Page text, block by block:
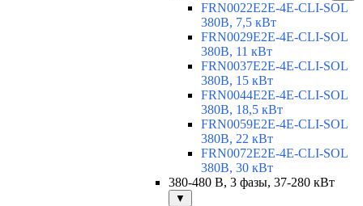
FRN0022E2E-4E-CLI-SOL
380В, 7,5 кВт
FRN0029E2E-4E-CLI-SOL
380В, 11 кВт
FRN0037E2E-4E-CLI-SOL
380В, 15 кВт
FRN0044E2E-4E-CLI-SOL
380В, 18,5 кВт
FRN0059E2E-4E-CLI-SOL
380В, 22 кВт
FRN0072E2E-4E-CLI-SOL
380В, 30 кВт
380-480 В, 3 фазы, 37-280 кВт
▼